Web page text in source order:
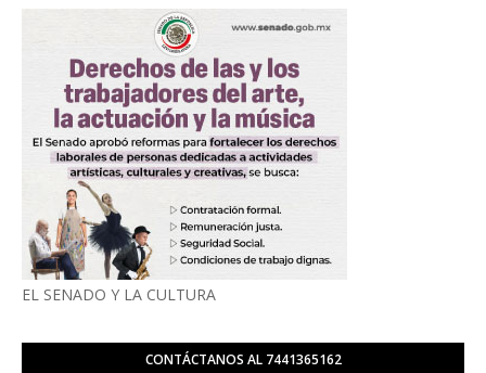
EL SENADO Y LA CULTURA
CONTÁCTANOS AL 7441365162